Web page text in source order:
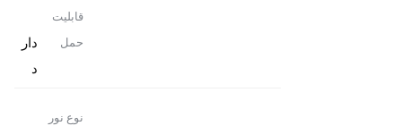
قابلیت
حمل
دار
د
نوع نور